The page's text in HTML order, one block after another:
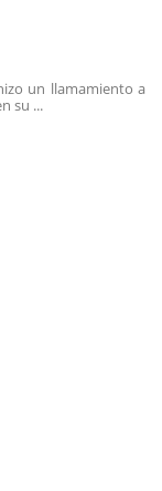
un llamamiento a
su ...